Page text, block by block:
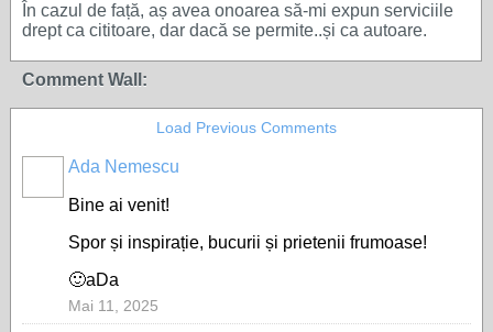
În cazul de față, aș avea onoarea să-mi expun serviciile
drept ca cititoare, dar dacă se permite..și ca autoare.
Comment Wall:
Load Previous Comments
Ada Nemescu
Bine ai venit!
Spor și inspirație, bucurii și prietenii frumoase!
🙂aDa
Mai 11, 2025